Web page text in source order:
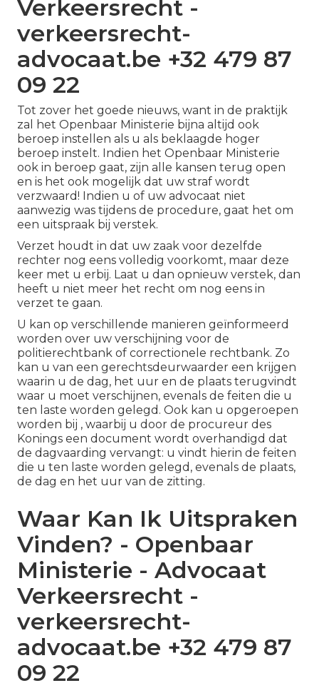
Verkeersrecht -
verkeersrecht-
advocaat.be +32 479 87
09 22
Tot zover het goede nieuws, want in de praktijk
zal het Openbaar Ministerie bijna altijd ook
beroep instellen als u als beklaagde hoger
beroep instelt. Indien het Openbaar Ministerie
ook in beroep gaat, zijn alle kansen terug open
en is het ook mogelijk dat uw straf wordt
verzwaard! Indien u of uw advocaat niet
aanwezig was tijdens de procedure, gaat het om
een uitspraak bij verstek.
Verzet houdt in dat uw zaak voor dezelfde
rechter nog eens volledig voorkomt, maar deze
keer met u erbij. Laat u dan opnieuw verstek, dan
heeft u niet meer het recht om nog eens in
verzet te gaan.
U kan op verschillende manieren geïnformeerd
worden over uw verschijning voor de
politierechtbank of correctionele rechtbank. Zo
kan u van een gerechtsdeurwaarder een krijgen
waarin u de dag, het uur en de plaats terugvindt
waar u moet verschijnen, evenals de feiten die u
ten laste worden gelegd. Ook kan u opgeroepen
worden bij , waarbij u door de procureur des
Konings een document wordt overhandigd dat
de dagvaarding vervangt: u vindt hierin de feiten
die u ten laste worden gelegd, evenals de plaats,
de dag en het uur van de zitting.
Waar Kan Ik Uitspraken
Vinden? - Openbaar
Ministerie - Advocaat
Verkeersrecht -
verkeersrecht-
advocaat.be +32 479 87
09 22